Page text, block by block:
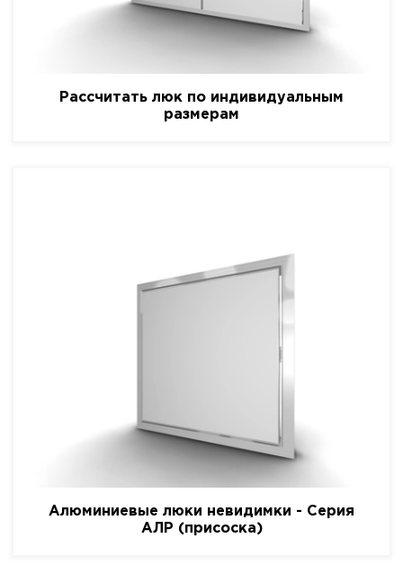
Рассчитать люк по индивидуальным
размерам
Алюминиевые люки невидимки - Серия
АЛР (присоска)